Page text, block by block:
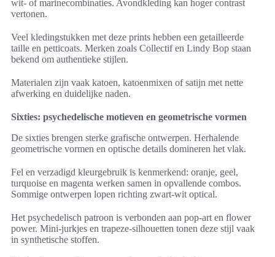
wit- of marinecombinaties. Avondkleding kan hoger contrast
vertonen.
Veel kledingstukken met deze prints hebben een getailleerde
taille en petticoats. Merken zoals Collectif en Lindy Bop staan
bekend om authentieke stijlen.
Materialen zijn vaak katoen, katoenmixen of satijn met nette
afwerking en duidelijke naden.
Sixties: psychedelische motieven en geometrische vormen
De sixties brengen sterke grafische ontwerpen. Herhalende
geometrische vormen en optische details domineren het vlak.
Fel en verzadigd kleurgebruik is kenmerkend: oranje, geel,
turquoise en magenta werken samen in opvallende combos.
Sommige ontwerpen lopen richting zwart-wit optical.
Het psychedelisch patroon is verbonden aan pop-art en flower
power. Mini-jurkjes en trapeze-silhouetten tonen deze stijl vaak
in synthetische stoffen.